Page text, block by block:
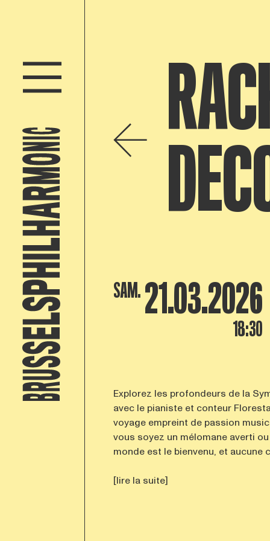
SAM. 21.03.2026
18:30
Explorez les profondeurs de la
avec le pianiste et conteur
voyage empreint de passion
vous soyez un mélomane averti
monde est le bienvenu, et aucune
[lire la suite]